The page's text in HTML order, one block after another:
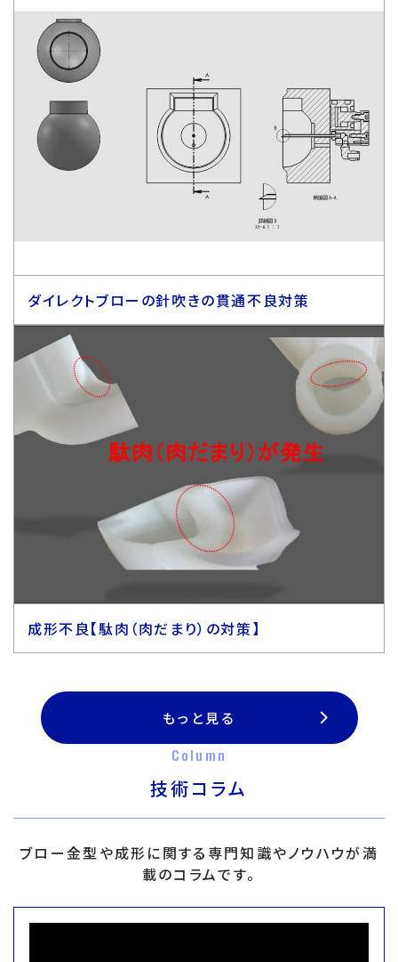
ダイレクトブローの針吹きの貫通不良対策
成形不良【駄肉（肉だまり）の対策】
もっと見る
Column
技術コラム
ブロー金型や成形に関する専門知識やノウハウが満
載のコラムです。